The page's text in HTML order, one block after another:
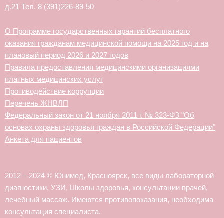
д.21 Тел. 8 (391)226-89-50
О Программе государственных гарантий бесплатного
оказания гражданам медицинской помощи на 2025 год и на
плановый период 2026 и 2027 годов
Правила предоставления медицинскими организациями
платных медицинских услуг
Противодействие коррупции
Перечень ЖНВЛП
Федеральный закон от 21 ноября 2011 г. № 323-ФЗ "Об
основах охраны здоровья граждан в Российской Федерации"
Анкета для пациентов
2012 – 2024 © Юнимед, Красноярск, все виды лабораторной
диагностики, УЗИ, Школы здоровья, консультации врачей,
лечебный массаж. Имеются противопоказания, необходима
консультация специалиста.